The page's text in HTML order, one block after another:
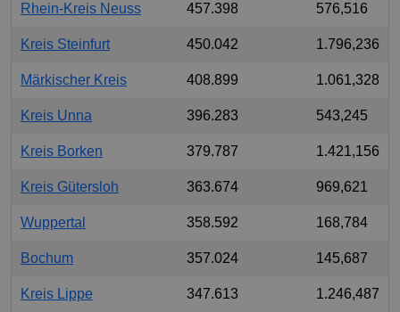
Rhein-Kreis Neuss 457.398 576,516
Kreis Steinfurt 450.042 1.796,236
Märkischer Kreis 408.899 1.061,328
Kreis Unna 396.283 543,245
Kreis Borken 379.787 1.421,156
Kreis Gütersloh 363.674 969,621
Wuppertal 358.592 168,784
Bochum 357.024 145,687
Kreis Lippe 347.613 1.246,487